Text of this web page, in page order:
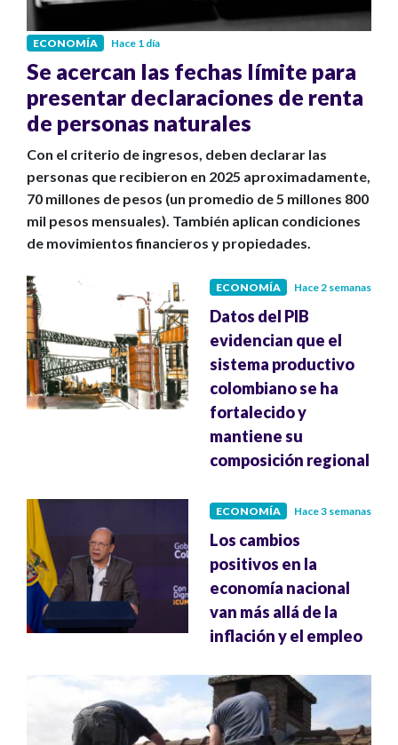
ECONOMÍA Hace 1 día
Se acercan las fechas límite para
presentar declaraciones de renta
de personas naturales
Con el criterio de ingresos, deben declarar las
personas que recibieron en 2025 aproximadamente,
70 millones de pesos (un promedio de 5 millones 800
mil pesos mensuales). También aplican condiciones
de movimientos financieros y propiedades.
ECONOMÍA Hace 2 semanas
Datos del PIB
evidencian que el
sistema productivo
colombiano se ha
fortalecido y
mantiene su
composición regional
ECONOMÍA Hace 3 semanas
Los cambios
positivos en la
economía nacional
van más allá de la
inflación y el empleo